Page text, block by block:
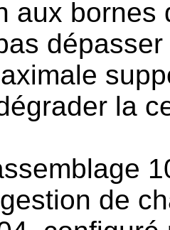
aux
la
de